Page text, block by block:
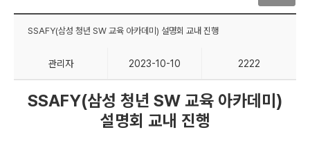
SSAFY(삼성 청년 SW 교육 아카데미) 설명회 교내 진행
관리자 2023-10-10 2222
SSAFY(삼성 청년 SW 교육 아카데미)
설명회 교내 진행